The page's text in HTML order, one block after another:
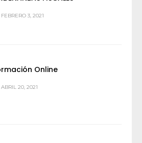
FEBRERO 3, 2021
Online
ABRIL 20, 2021